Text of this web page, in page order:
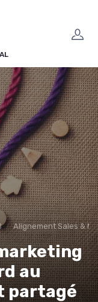
Alignement Sales &
au
partagé